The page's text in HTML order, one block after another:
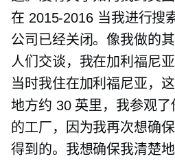
在 2015-2016当我进行搜
公司已经关闭。像我做的
人们交谈，我在加利福尼
当时我住在加利福尼亚，
地方约 30 英里，我参观了
的工厂，因为我再次想确
得到的。我想确保我清楚